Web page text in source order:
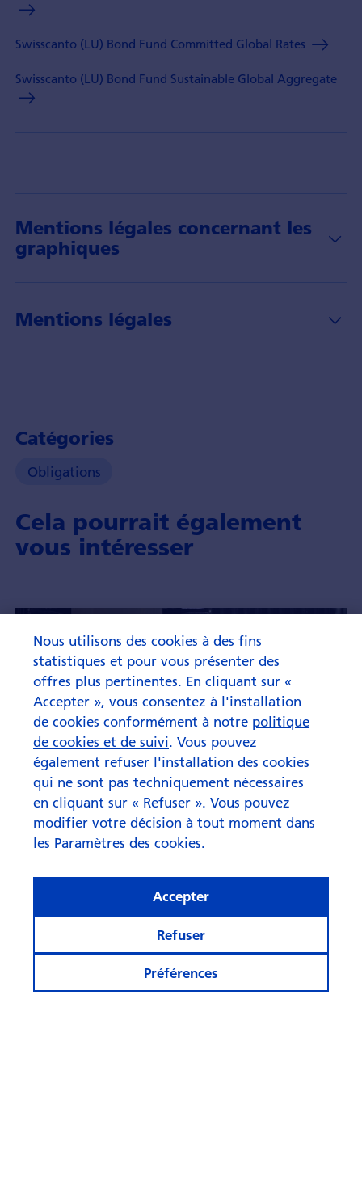
Swisscanto (LU) Bond Fund Committed Global Rates
Swisscanto (LU) Bond Fund Sustainable Global Aggregate
Mentions légales concernant les
graphiques
Mentions légales
Catégories
Obligations
Cela pourrait également
vous intéresser
Nous utilisons des cookies à des fins
statistiques et pour vous présenter des
offres plus pertinentes. En cliquant sur «
Accepter », vous consentez à l'installation
de cookies conformément à notre politique
de cookies et de suivi. Vous pouvez
également refuser l'installation des cookies
qui ne sont pas techniquement nécessaires
en cliquant sur « Refuser ». Vous pouvez
modifier votre décision à tout moment dans
les Paramètres des cookies.
Préférences
Refuser
Accepter